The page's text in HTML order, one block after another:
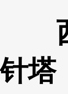
针塔